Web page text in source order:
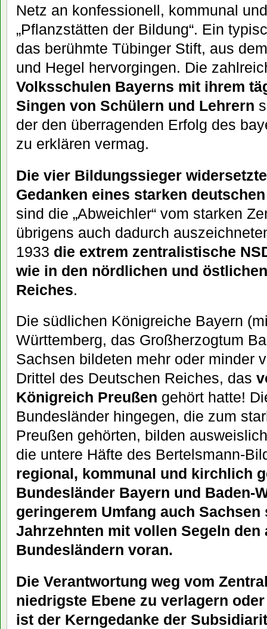
Netz an konfessionell, kommunal
„Pflanzstätten der Bildung“. Ein
das berühmte Tübinger Stift, aus
und Hegel hervorgingen. Die
Volksschulen Bayerns mit ihrem
Singen von Schülern und Lehrern
der den überragenden Erfolg des
zu erklären vermag.
Die vier Bildungssieger
Gedanken eines starken
sind die „Abweichler“ vom starken
übrigens auch dadurch
1933 die extrem zentralistische
wie in den nördlichen und
Reiches.
Die südlichen Königreiche Bayern
Württemberg, das Großherzogtum
Sachsen bildeten mehr oder minder
Drittel des Deutschen Reiches, das
Königreich Preußen gehört hatte!
Bundesländer hingegen, die zum
Preußen gehörten, bilden
die untere Häfte des Bertelsmann-
regional, kommunal und kirchlich
Bundesländer Bayern und Baden-
geringerem Umfang auch Sachsen
Jahrzehnten mit vollen Segeln den
Bundesländern voran.
Die Verantwortung weg vom
niedrigste Ebene zu verlagern
ist der Kerngedanke der